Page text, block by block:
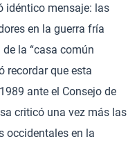
idéntico mensaje: las
en la guerra fría
la “casa común
recordar que esta
ante el Consejo de
criticó una vez más las
occidentales en la